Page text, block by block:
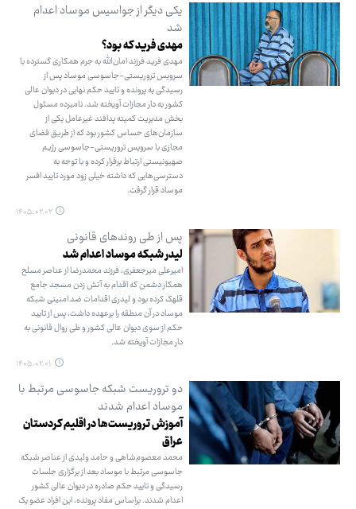
یکی دیگر از جواسیس موساد اعدام
شد
مهدی ‌فرید که بود؟
مهدی فرید فرزند امان‌الله به جرم همکاری گسترده با
سرویس تروریستی-جاسوسی موساد پس از
رسیدگی به پرونده و تایید حکم نهایی در دیوان عالی
کشور به دار مجازات آویخته شد. نامبرده مسئول
بخش مدیریت کمیته پدافند غیرعامل یکی از
سازمان‌های حساس کشور بود که از طریق فضای
مجازی با سرویس تروریستی-جاسوسی رژیم
صهیونیستی ارتباط برقرار کرده و با توجه به
دسترسی‌هایی که داشته خیلی زود مورد تایید افسر
موساد قرار گرفت.
۱۴۰۵.۰۲.۰۲
پس از طی روندهای قانونی
لیدر شبکه موساد اعدام شد
امیرعلی میرجعفری، فرزند محمدرضا از عناصر مسلح
همکار دشمن که اقدام به آتش زدن مسجد جامع
قلهک کرده بود و لیدری اقدامات ضد امنیتی شبکه
موساد در آن منطقه را برعهده داشت، پس از تایید
حکم از سوی دیوان عالی کشور و طی روال قانونی به
دار مجازات آویخته شد.
۱۴۰۵.۰۲.۰۱
دو تروریست شبکه جاسوسی مرتبط با
موساد اعدام شدند
آموزش تروریست‌ها در اقلیم کردستان
عراق
محمد معصوم‌شاهی و حامد ولیدی از عناصر شبکه
جاسوسی مرتبط با موساد بعد از برگزاری جلسات
رسیدگی و تایید حکم صادره در دیوان عالی کشور
اعدام شدند. براساس مفاد پرونده، این افراد عضو یک